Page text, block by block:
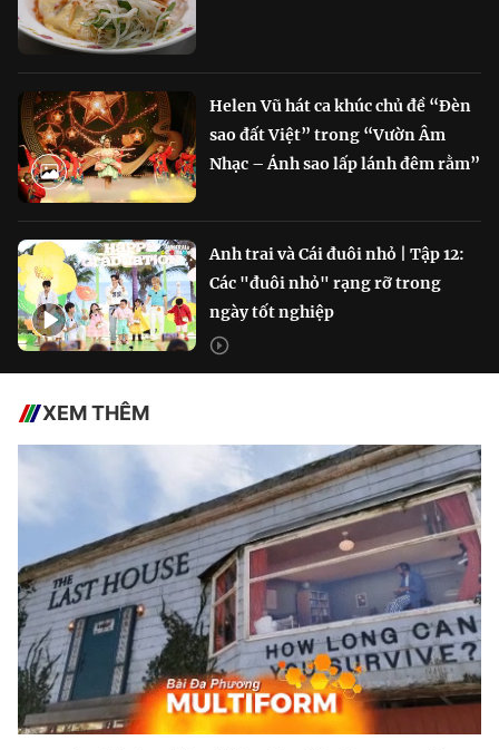
Helen Vũ hát ca khúc chủ đề “Đèn
sao đất Việt” trong “Vườn Âm
Nhạc – Ánh sao lấp lánh đêm rằm”
Anh trai và Cái đuôi nhỏ | Tập 12:
Các "đuôi nhỏ" rạng rỡ trong
ngày tốt nghiệp
XEM THÊM